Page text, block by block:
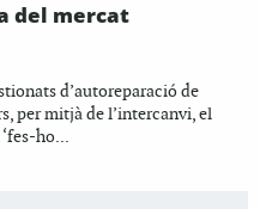
del mercat
d’autoreparació de
per mitjà de l’intercanvi, el
ho...